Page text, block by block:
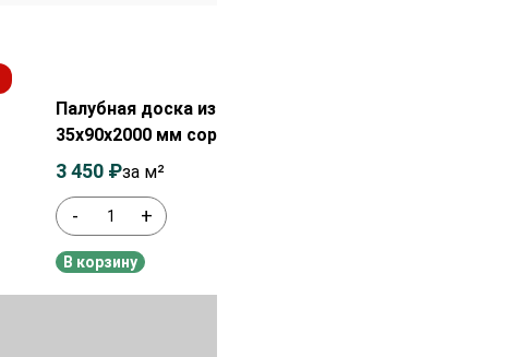
Палубная доска из лиственницы
35х90х2000 мм сорт Прима
- +
3 450 ₽за м²
В корзину